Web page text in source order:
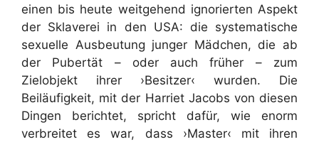
einen bis heute weitgehend ignorierten Aspekt
der Sklaverei in den USA: die systematische
sexuelle Ausbeutung junger Mädchen, die ab
der Pubertät – oder auch früher – zum
Zielobjekt ihrer ›Besitzer‹ wurden. Die
Beiläufigkeit, mit der Harriet Jacobs von diesen
Dingen berichtet, spricht dafür, wie enorm
verbreitet es war, dass ›Master‹ mit ihren